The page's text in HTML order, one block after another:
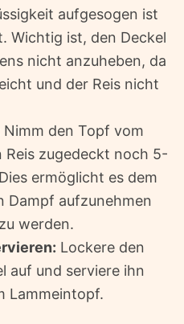
aufgesogen ist
Wichtig ist, den Deckel
nicht anzuheben, da
und der Reis nicht
Nimm den Topf vom
Reis zugedeckt noch 5-
ermöglicht es dem
Dampf aufzunehmen
werden.
Lockere den
auf und serviere ihn
Lammeintopf.